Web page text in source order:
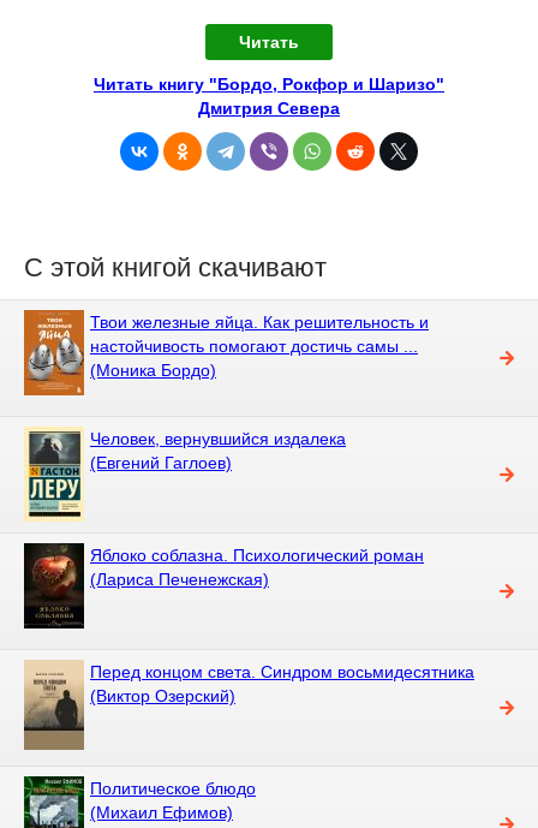
Читать
Читать книгу "Бордо, Рокфор и Шаризо"
Дмитрия Севера
С этой книгой скачивают
Твои железные яйца. Как решительность и
настойчивость помогают достичь самы ...
(Моника Бордо)
Человек, вернувшийся издалека
(Евгений Гаглоев)
Яблоко соблазна. Психологический роман
(Лариса Печенежская)
Перед концом света. Синдром восьмидесятника
(Виктор Озерский)
Политическое блюдо
(Михаил Ефимов)